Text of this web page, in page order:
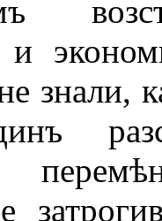
знали,